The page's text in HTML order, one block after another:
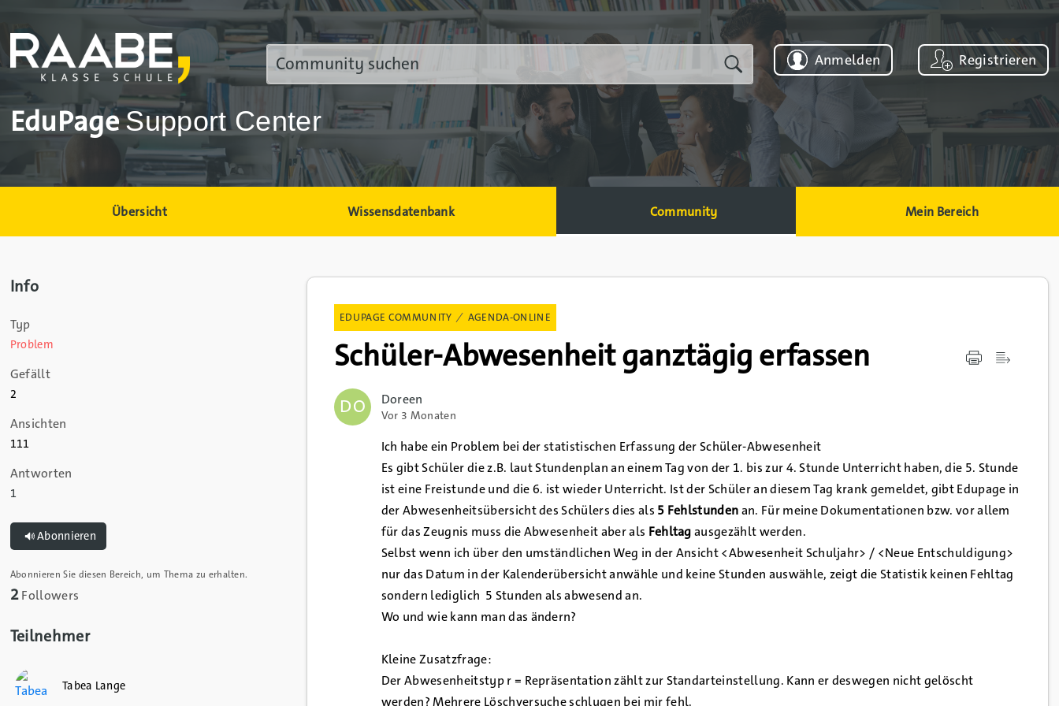
EduPageSupport Center
Anmelden Registrieren
Übersicht Wissensdatenbank Community Mein Bereich
EDUPAGE COMMUNITY AGENDA-ONLINE
Schüler-Abwesenheit ganztägig erfassen
DO Doreen
Vor 3 Monaten
Ich habe ein Problem bei der statistischen Erfassung der Schüler-Abwesenheit
Es gibt Schüler die z.B. laut Stundenplan an einem Tag von der 1. bis zur 4. Stunde Unterricht haben, die 5. Stunde
ist eine Freistunde und die 6. ist wieder Unterricht. Ist der Schüler an diesem Tag krank gemeldet, gibt Edupage in
der Abwesenheitsübersicht des Schülers dies als 5 Fehlstundenan. Für meine Dokumentationen bzw. vor allem
für das Zeugnis muss die Abwesenheit aber als Fehltagausgezählt werden.
Selbst wenn ich über den umständlichen Weg in der Ansicht <Abwesenheit Schuljahr> / <Neue Entschuldigung>
nur das Datum in der Kalenderübersicht anwähle und keine Stunden auswähle, zeigt die Statistik keinen Fehltag
sondern lediglich 5 Stunden als abwesend an.
Wo und wie kann man das ändern?
Kleine Zusatzfrage:
Der Abwesenheitstyp r = Repräsentation zählt zur Standarteinstellung. Kann er deswegen nicht gelöscht
werden? Mehrere Löschversuche schlugen bei mir fehl.
Info
Typ
Problem
Gefällt
2
Ansichten
111
Antworten
1
Abonnieren
Abonnieren Sie diesen Bereich, um Thema zu erhalten.
2Followers
Teilnehmer
Tabea Lange